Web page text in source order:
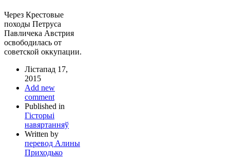
Через Крестовые
походы Петруса
Павличека Австрия
освободилась от
советской оккупации.
Лістапад 17,
2015
Add new
comment
Published in
Гісторыі
навяртанняў
Written by
перевод Алины
Приходько